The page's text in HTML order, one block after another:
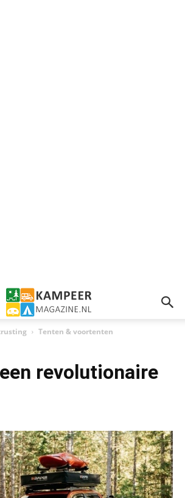
Tenten & voortenten
revolutionaire